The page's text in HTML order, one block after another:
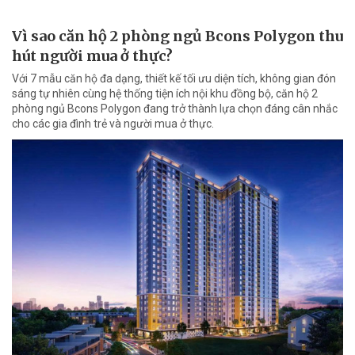
Vì sao căn hộ 2 phòng ngủ Bcons Polygon thu
hút người mua ở thực?
Với 7 mẫu căn hộ đa dạng, thiết kế tối ưu diện tích, không gian đón
sáng tự nhiên cùng hệ thống tiện ích nội khu đồng bộ, căn hộ 2
phòng ngủ Bcons Polygon đang trở thành lựa chọn đáng cân nhắc
cho các gia đình trẻ và người mua ở thực.